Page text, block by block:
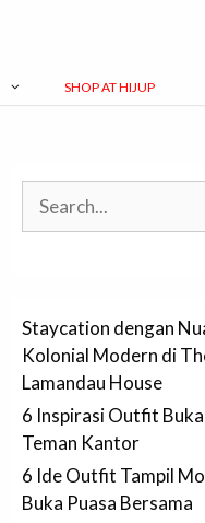
SHOP AT HIJUP
Staycation dengan
Kolonial Modern di
Lamandau House
6 Inspirasi Outfit
Teman Kantor
6 Ide Outfit Tampil
Buka Puasa Bersama